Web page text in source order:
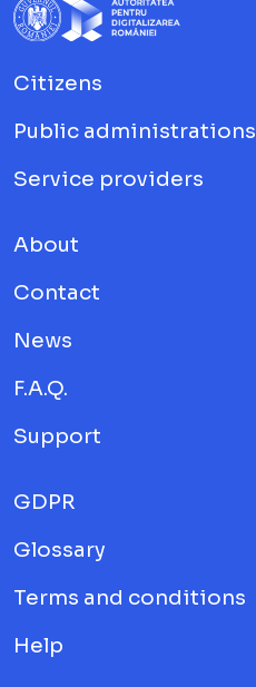
Citizens
Public administrations
Service providers
About
Contact
News
F.A.Q.
Support
GDPR
Glossary
Terms and conditions
Help